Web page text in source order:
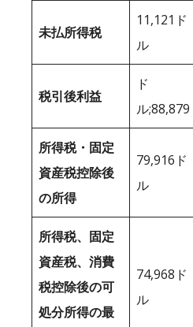
未払所得税
11,121ド
ル
税引後利益
ド
ル;88,879
所得税・固定
資産税控除後
の所得
79,916ド
ル
所得税、固定
資産税、消費
税控除後の可
処分所得の最
74,968ド
ル